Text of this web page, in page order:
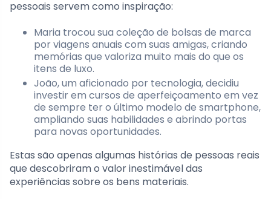
pessoais servem como inspiração:
Maria trocou sua coleção de bolsas de marca
por viagens anuais com suas amigas, criando
memórias que valoriza muito mais do que os
itens de luxo.
João, um aficionado por tecnologia, decidiu
investir em cursos de aperfeiçoamento em vez
de sempre ter o último modelo de smartphone,
ampliando suas habilidades e abrindo portas
para novas oportunidades.
Estas são apenas algumas histórias de pessoas reais
que descobriram o valor inestimável das
experiências sobre os bens materiais.